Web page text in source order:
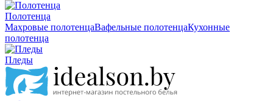
Полотенца
Махровые полотенцаВафельные полотенцаКухонные
полотенца
Пледы